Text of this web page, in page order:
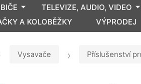
TELEVIZE, AUDIO, VIDEO
A KOLOBĚŽKY VÝPRODEJ
Vysavače Příslušenství